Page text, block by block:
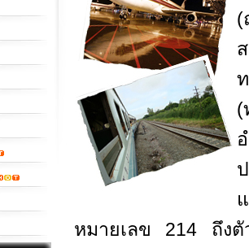
(
หมายเลข 214 ถึงตั